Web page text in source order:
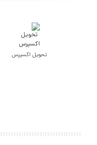
تحویل اکسپرس